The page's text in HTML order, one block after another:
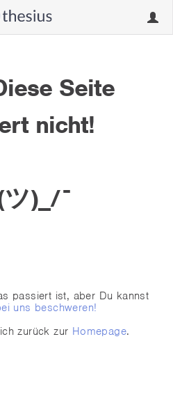
Seite
nicht!
)_/¯
passiert ist, aber Du kannst
uns beschweren!
zurück zur Homepage.